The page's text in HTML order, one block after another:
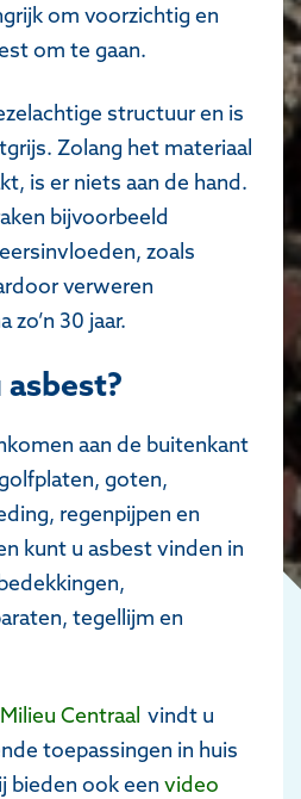
om voorzichtig en
om te gaan.
structuur en is
Zolang het materiaal
is er niets aan de hand.
bijvoorbeeld
zoals
verweren
zo’n 30 jaar.
aan de buitenkant
goten,
regenpijpen en
kunt u asbest vinden in
tegellijm en
Milieu Centraal vindt u
toepassingen in huis
bieden ook een video